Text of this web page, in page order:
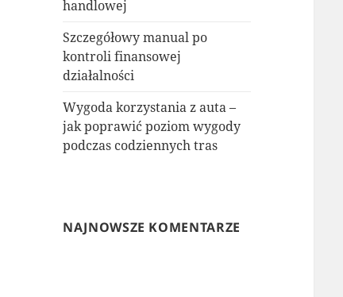
handlowej
Szczegółowy manual po
kontroli finansowej
działalności
Wygoda korzystania z auta –
jak poprawić poziom wygody
podczas codziennych tras
NAJNOWSZE KOMENTARZE